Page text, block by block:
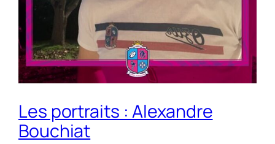
Les portraits : Alexandre
Bouchiat